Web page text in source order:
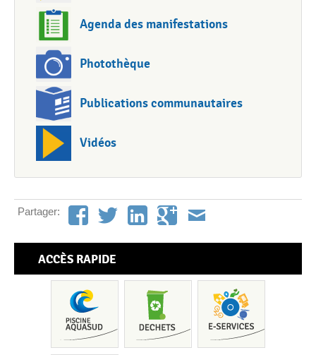
Agenda des manifestations
Photothèque
Publications communautaires
Vidéos
Partager:
ACCÈS RAPIDE